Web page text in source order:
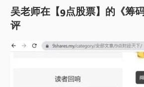
吴老师在【9点股票】的《筹
评